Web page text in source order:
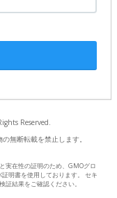
Reserved.
無断転載を禁止します。
実在性の証明のため、GMOグロ
明書を使用しております。 セキ
証結果をご確認ください。